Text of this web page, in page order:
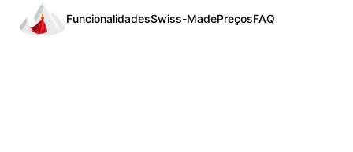
FuncionalidadesSwiss-MadePreçosFAQ